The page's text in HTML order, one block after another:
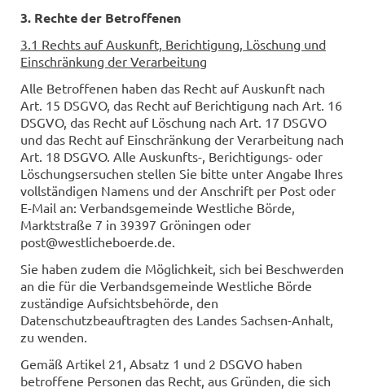
3. Rechte der Betroffenen
3.1 Rechts auf Auskunft, Berichtigung, Löschung und
Einschränkung der Verarbeitung
Alle Betroffenen haben das Recht auf Auskunft nach
Art. 15 DSGVO, das Recht auf Berichtigung nach Art. 16
DSGVO, das Recht auf Löschung nach Art. 17 DSGVO
und das Recht auf Einschränkung der Verarbeitung nach
Art. 18 DSGVO. Alle Auskunfts-, Berichtigungs- oder
Löschungsersuchen stellen Sie bitte unter Angabe Ihres
vollständigen Namens und der Anschrift per Post oder
E-Mail an: Verbandsgemeinde Westliche Börde,
Marktstraße 7 in 39397 Gröningen oder
post@westlicheboerde.de.
Sie haben zudem die Möglichkeit, sich bei Beschwerden
an die für die Verbandsgemeinde Westliche Börde
zuständige Aufsichtsbehörde, den
Datenschutzbeauftragten des Landes Sachsen-Anhalt,
zu wenden.
Gemäß Artikel 21, Absatz 1 und 2 DSGVO haben
betroffene Personen das Recht, aus Gründen, die sich